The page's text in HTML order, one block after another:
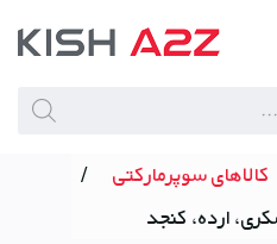
کالاهای سوپرمارکتی
/
ارده، کنجد